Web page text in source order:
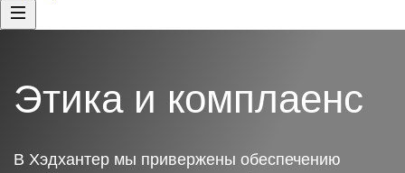
Этика и комплаенс
В Хэдхантер мы привержены обеспечению